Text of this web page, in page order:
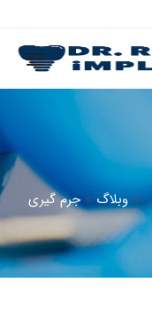
>وبلاگ>جرم گیری